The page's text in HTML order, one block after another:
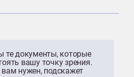
те документы, которые
вашу точку зрения.
вам нужен, подскажет